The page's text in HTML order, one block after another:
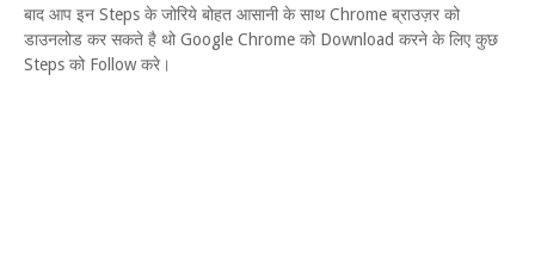
बाद आप इन Steps के जोरिये बोहत आसानी के साथ Chrome ब्राउज़र को
डाउनलोड कर सकते है थो Google Chrome को Download करने के लिए कुछ
Steps को Follow करे।